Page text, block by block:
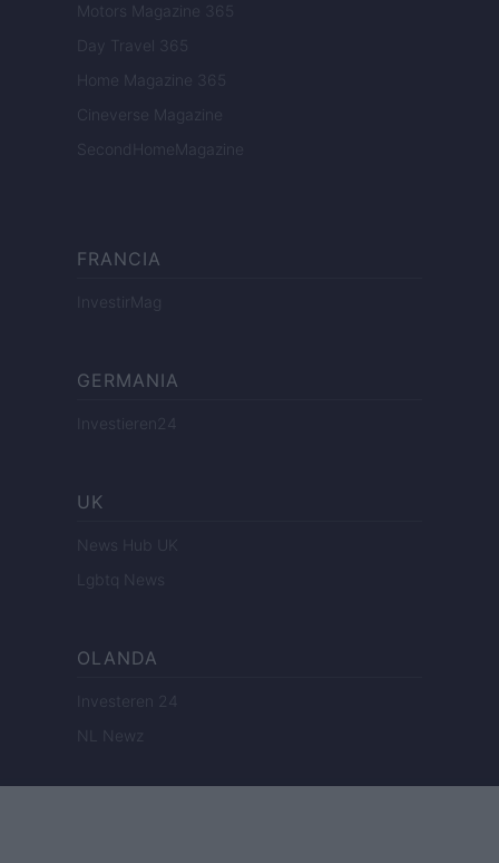
Motors Magazine 365
Day Travel 365
Home Magazine 365
Cineverse Magazine
SecondHomeMagazine
FRANCIA
InvestirMag
GERMANIA
Investieren24
UK
News Hub UK
Lgbtq News
OLANDA
Investeren 24
NL Newz